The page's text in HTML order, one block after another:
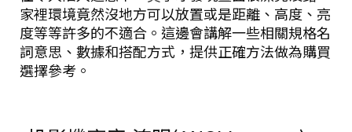
家裡環境竟然沒地方可以放置或是距離、高度、亮
度等等許多的不適合。這邊會講解一些相關規格名
詞意思、數據和搭配方式，提供正確方法做為購買
選擇參考。